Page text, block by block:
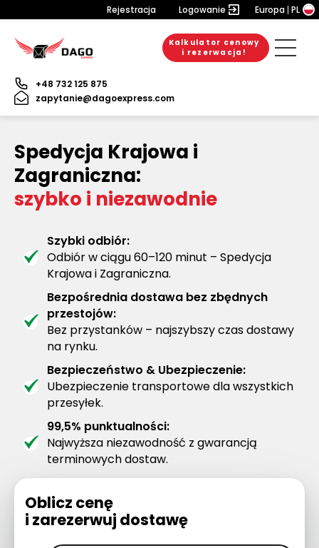
Rejestracja Logowanie Europa PL
Kalkulator cenowy
i rezerwacja!
+48 732 125 875
zapytanie@dagoexpress.com
Spedycja Krajowa i
Zagraniczna:
szybko i niezawodnie
Szybki odbiór:
Odbiór w ciągu 60–120 minut – Spedycja
Krajowa i Zagraniczna.
Bezpośrednia dostawa bez zbędnych
przestojów:
Bez przystanków – najszybszy czas dostawy
na rynku.
Bezpieczeństwo & Ubezpieczenie:
Ubezpieczenie transportowe dla wszystkich
przesyłek.
99,5% punktualności:
Najwyższa niezawodność z gwarancją
terminowych dostaw.
Oblicz cenę
i zarezerwuj dostawę